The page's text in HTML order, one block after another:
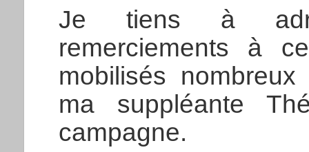
Je tiens à
remerciements à
mobilisés
ma suppléante
campagne.